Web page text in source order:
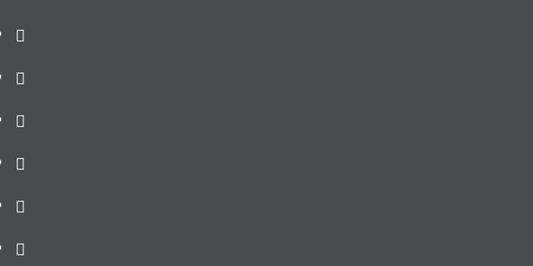
pagină
Știri
de
ultima
Administrație
locală
Actualitate
Justiție
Cultura
Sănătate